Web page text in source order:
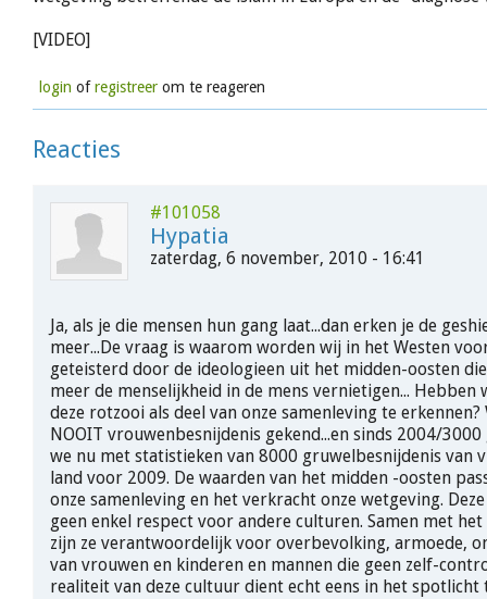
[VIDEO]
login ofregistreerom te reageren
Reacties
#101058
Hypatia
zaterdag, 6 november, 2010 - 16:41
Ja, als je die mensen hun gang laat...dan erken je de
meer...De vraag is waarom worden wij in het Westen
geteisterd door de ideologieen uit het midden-oosten
meer de menselijkheid in de mens vernietigen... Hebben
deze rotzooi als deel van onze samenleving te
NOOIT vrouwenbesnijdenis gekend...en sinds 2004/
we nu met statistieken van 8000 gruwelbesnijdenis van
land voor 2009. De waarden van het midden -oosten
onze samenleving en het verkracht onze wetgeving.
geen enkel respect voor andere culturen. Samen met
zijn ze verantwoordelijk voor overbevolking, armoede,
van vrouwen en kinderen en mannen die geen zelf-
realiteit van deze cultuur dient echt eens in het spotlicht